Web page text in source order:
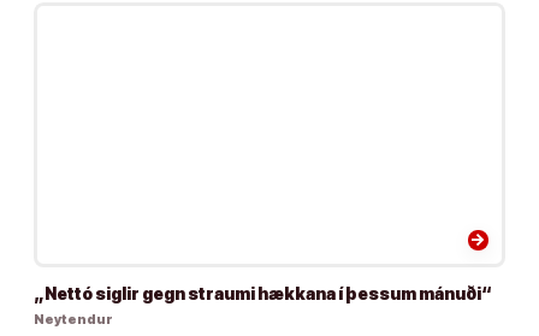
arrow_forward
„Nettó siglir gegn straumi hækkana í þessum mánuði“
Neytendur